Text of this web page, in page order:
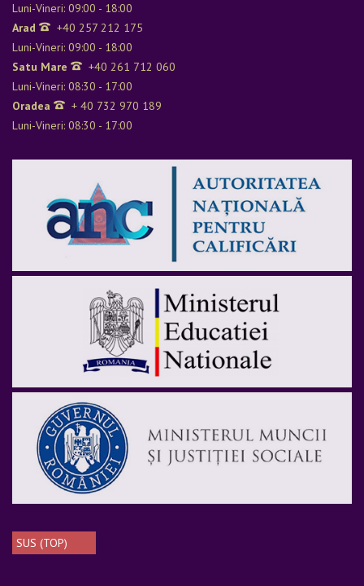
Luni-Vineri: 09:00 - 18:00
Arad
+40 257 212 175
Luni-Vineri: 09:00 - 18:00
Satu Mare
+40 261 712 060
Luni-Vineri: 08:30 - 17:00
Oradea
+ 40 732 970 189
Luni-Vineri: 08:30 - 17:00
SUS (TOP)